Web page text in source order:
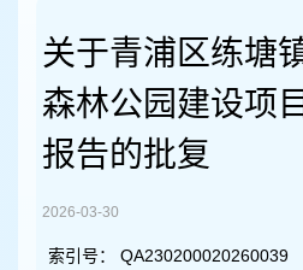
关于青浦区练塘
森林公园建设项
报告的批复
2026-03-30
索引号： QA230200020260039